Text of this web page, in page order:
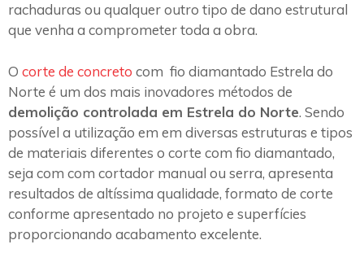
rachaduras ou qualquer outro tipo de dano estrutural
que venha a comprometer toda a obra.
O corte de concreto com fio diamantado Estrela do
Norte é um dos mais inovadores métodos de
demolição controlada em Estrela do Norte. Sendo
possível a utilização em em diversas estruturas e tipos
de materiais diferentes o corte com fio diamantado,
seja com com cortador manual ou serra, apresenta
resultados de altíssima qualidade, formato de corte
conforme apresentado no projeto e superfícies
proporcionando acabamento excelente.